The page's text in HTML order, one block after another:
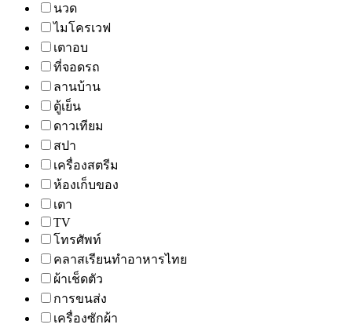
นวด
ไมโครเวฟ
เตาอบ
ที่จอดรถ
ลานบ้าน
ตู้เย็น
ดาวเทียม
สปา
เครื่องสตรีม
ห้องเก็บของ
เตา
TV
โทรศัพท์
คลาสเรียนทำอาหารไทย
ผ้าเช็ดตัว
การขนส่ง
เครื่องซักผ้า